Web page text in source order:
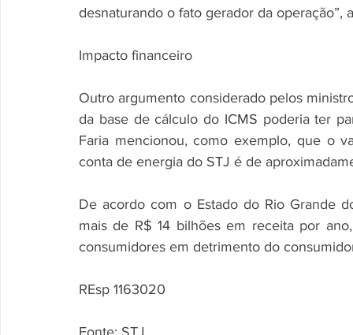
desnaturando o fato gerador da
Impacto financeiro
Outro argumento considerado pelos
da base de cálculo do ICMS poderia ter
Faria mencionou, como exemplo, que o
conta de energia do STJ é de
De acordo com o Estado do Rio Grande
mais de R$ 14 bilhões em receita por
consumidores em detrimento do
REsp 1163020
Fonte: STJ